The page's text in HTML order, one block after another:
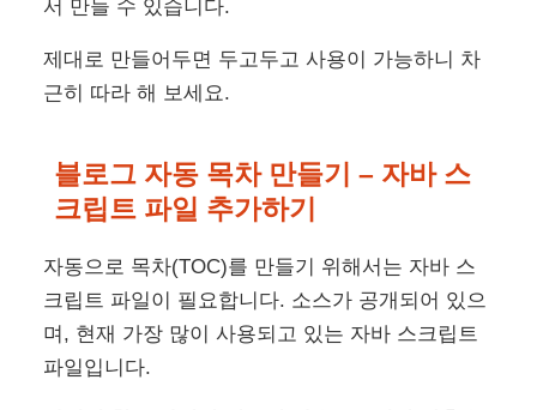
서 만들 수 있습니다.
제대로 만들어두면 두고두고 사용이 가능하니 차
근히 따라 해 보세요.
블로그 자동 목차 만들기 – 자바 스
크립트 파일 추가하기
자동으로 목차(TOC)를 만들기 위해서는 자바 스
크립트 파일이 필요합니다. 소스가 공개되어 있으
며, 현재 가장 많이 사용되고 있는 자바 스크립트
파일입니다.